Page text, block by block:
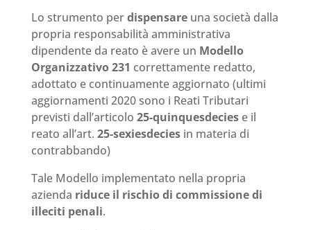
Lo strumento perdispensareuna società dalla
propria responsabilità amministrativa
dipendente da reato è avere un Modello
Organizzativo 231 correttamente redatto,
adottato e continuamente aggiornato (ultimi
aggiornamenti 2020 sono i Reati Tributari
previsti dall’articolo 25-quinquesdeciese il
reato all’art. 25-sexiesdeciesin materia di
contrabbando)
Tale Modello implementato nella propria
azienda riduce il rischio di commissione di
illeciti penali.